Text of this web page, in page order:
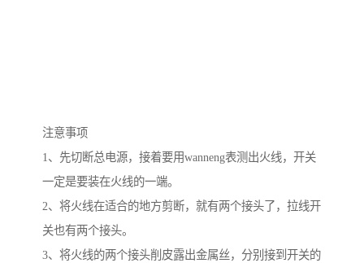
注意事项
1、先切断总电源，接着要用wanneng表测出火线，开关
一定是要装在火线的一端。
2、将火线在适合的地方剪断，就有两个接头了，拉线开
关也有两个接头。
3、将火线的两个接头削皮露出金属丝，分别接到开关的